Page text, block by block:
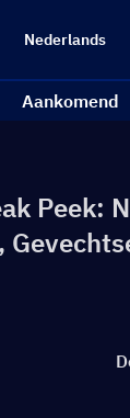
Nederlands
Aankomend
Peek: